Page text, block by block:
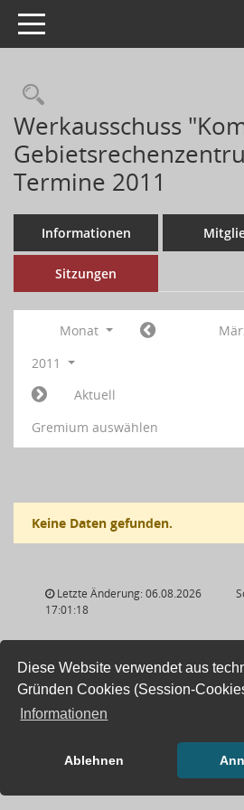
Diese Website verwendet aus
Gründen Cookies (Session-
Informationen
Ablehnen
Toggle navigation
Werkausschuss
Termine 2011
Informationen
Sitzungen
Monat
2011
Aktuell
Gremium auswählen
Keine Daten gefunden.
Letzte Änderung: 06.08.2026
17:01:18